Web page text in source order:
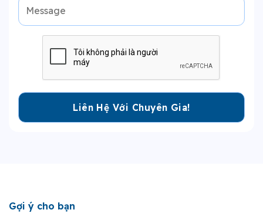
Gợi ý cho bạn